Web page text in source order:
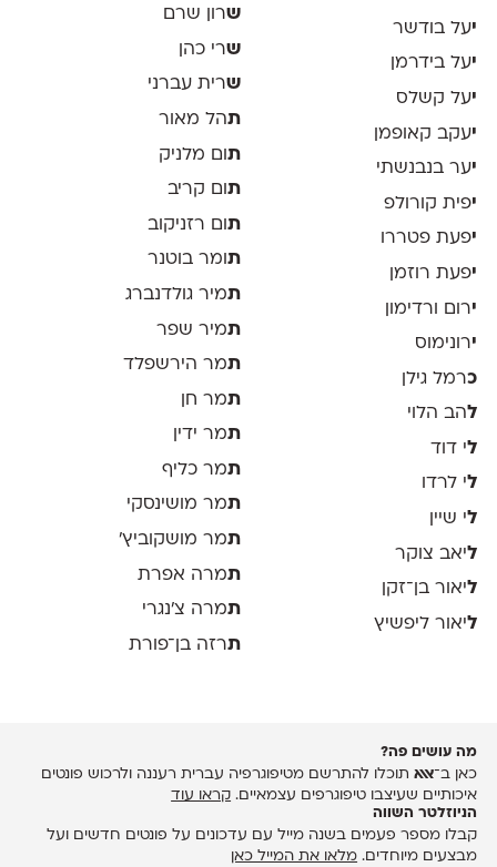
יעל בודשר
יעל בידרמן
יעל קשלס
יעקב קאופמן
יער בנבנשתי
יפית קורולפ
יפעת פטררו
יפעת רוזמן
ירום ורדימון
ירונימוס
כרמל גילן
להב הלוי
לי דוד
לי לרדו
לי שיין
ליאב צוקר
ליאור בן־זקן
ליאור ליפשיץ
שרון שרם
שרי כהן
שרית עברני
תהל מאור
תום מלניק
ת ום קריב
ת ום רזניקוב
תומר בוטנר
תמיר גולדנברג
תמיר שפר
תמר הירשפלד
תמר חן
תמר ידין
תמר כליף
תמר מושינסקי
תמר מושקוביץ'
תמרה אפרת
תמרה צ׳נגרי
תרזה בן־פורת
מה עושים פה?
כאן ב־אאאתוכלו להתרשם מטיפוגרפיה עברית רעננה ולרכוש פונטים
איכותיים שעיצבו טיפוגרפים עצמאיים. קראו עוד
הניוזלטר השווה
קבלו מספר פעמים בשנה מייל עם עדכונים על פונטים חדשים ועל
מבצעים מיוחדים. מלאו את המייל כאן